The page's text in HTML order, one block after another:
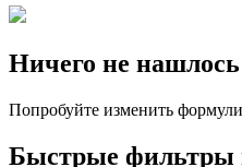
Ничего не нашлось
Попробуйте изменить
Быстрые фильтры